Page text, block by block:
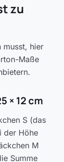
zu
musst, hier
Maße
× 12 cm
S (das
der Höhe
M
Summe